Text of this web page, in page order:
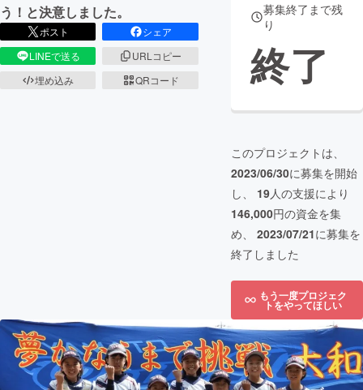
う！と決意しました。
ポスト
シェア
LINEで送る
URLコピー
埋め込み
QRコード
募集終了まで残
り
終了
このプロジェクトは、
2023/06/30に募集を開始
し、 19人の支援により
146,000円の資金を集
め、 2023/07/21に募集を
終了しました
もう一度プロジェク
トをやってほしい